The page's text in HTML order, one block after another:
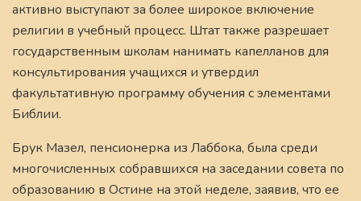
активно выступают за более широкое включение
религии в учебный процесс. Штат также разрешает
государственным школам нанимать капелланов для
консультирования учащихся и утвердил
факультативную программу обучения с элементами
Библии.
Брук Мазел, пенсионерка из Лаббока, была среди
многочисленных собравшихся на заседании совета по
образованию в Остине на этой неделе, заявив, что ее